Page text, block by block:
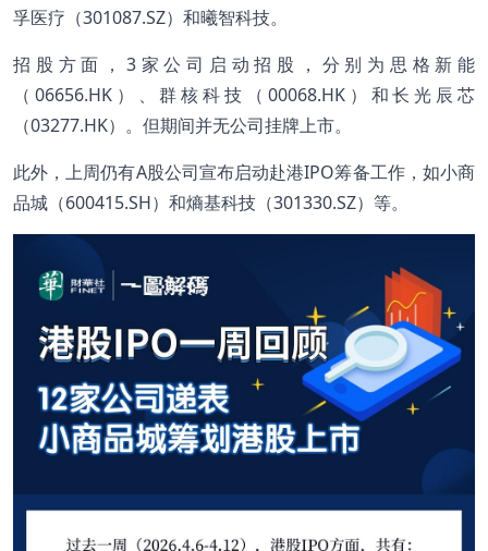
孚医疗（301087.SZ）和曦智科技。
招股方面，3家公司启动招股，分别为思格新能
（06656.HK）、群核科技（00068.HK）和长光辰芯
（03277.HK）。但期间并无公司挂牌上市。
此外，上周仍有A股公司宣布启动赴港IPO筹备工作，如小商
品城（600415.SH）和熵基科技（301330.SZ）等。